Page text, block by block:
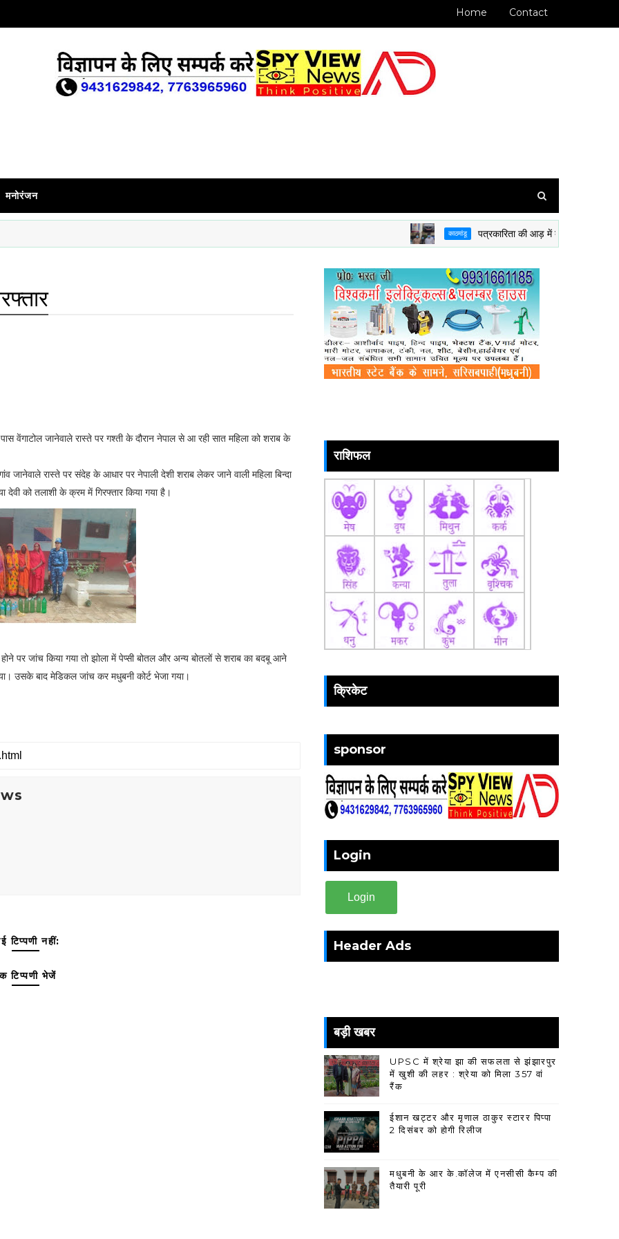
Home Contact
मनोरंजन
काठमांडू पत्रकारिता की आड़ में ब्राउन शुगर की तस्करी
वेंगाटोल जानेवाले रास्ते पर गश्ती के दौरान नेपाल से आ रही सात महिला को शराब के
जानेवाले रास्ते पर संदेह के आधार पर नेपाली देशी शराब लेकर जाने वाली महिला बिन्दा
देवी को तलाशी के क्रम में गिरफ्तार किया गया है।
पर जांच किया गया तो झोला में पेप्सी बोतल और अन्य बोतलों से शराब का बदबू आने
उसके बाद मेडिकल जांच कर मधुबनी कोर्ट भेजा गया।
टिप्पणी नहीं:
टिप्पणी भेजें
राशिफल
क्रिकेट
sponsor
Login
Login
Header Ads
बड़ी खबर
UPSC में श्रेया झा की सफलता से झंझारपुर
में खुशी की लहर : श्रेया को मिला 357 वां
रैंक
ईशान खट्टर और मृणाल ठाकुर स्टारर पिप्पा
2 दिसंबर को होगी रिलीज
मधुबनी के आर के.कॉलेज में एनसीसी कैम्प की
तैयारी पूरी